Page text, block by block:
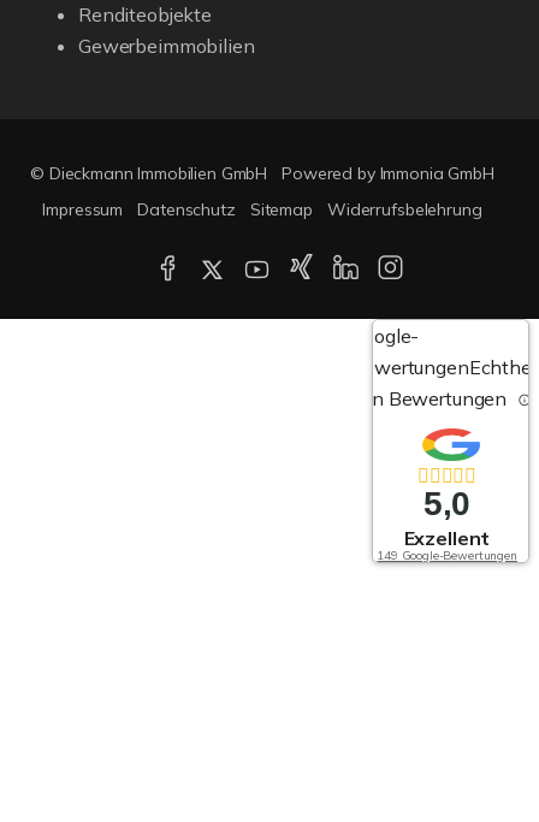
Renditeobjekte
Gewerbeimmobilien
© Dieckmann Immobilien GmbH
Powered by Immonia GmbH
Impressum
Datenschutz Sitemap Widerrufsbelehrung
Google-
Bewertungen
von Bewertungen
5,0
Exzellent
149 Google-Bewertungen